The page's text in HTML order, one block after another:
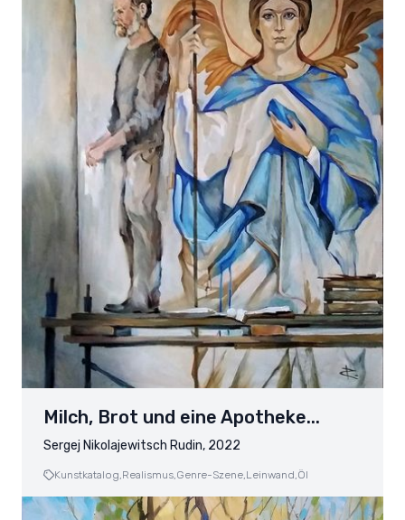
Milch, Brot und eine Apotheke...
Sergej Nikolajewitsch Rudin, 2022
Kunstkatalog,Realismus,Genre-Szene,Leinwand,Öl